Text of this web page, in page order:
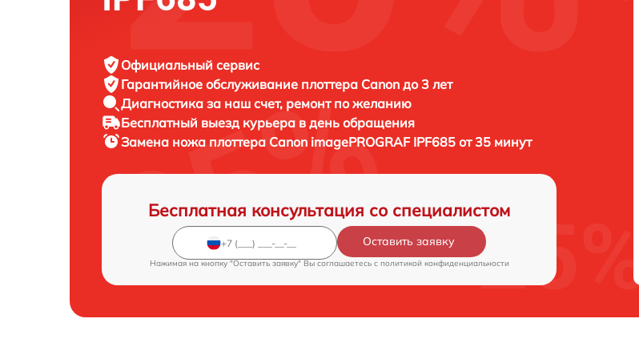
Официальный сервис
Гарантийное обслуживание плоттера Canon до 3 лет
Диагностика за наш счет, ремонт по желанию
Бесплатный выезд курьера в день обращения
Замена ножа плоттера Canon imagePROGRAF IPF685 от 35 минут
Бесплатная консультация со специалистом
Оставить заявку
Нажимая на кнопку "Оставить заявку" Вы соглашаетесь c политикой конфиденциальности